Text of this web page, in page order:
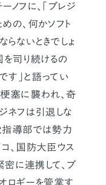
ノフに、「ブレジ
の、何かソフト
ないときでしょ
を司り続けるの
す」と語ってい
塞に襲われ、奇
ネフは引退しな
指導部では勢力
、国防大臣ウス
密に連携して、ブ
ロギーを管掌す